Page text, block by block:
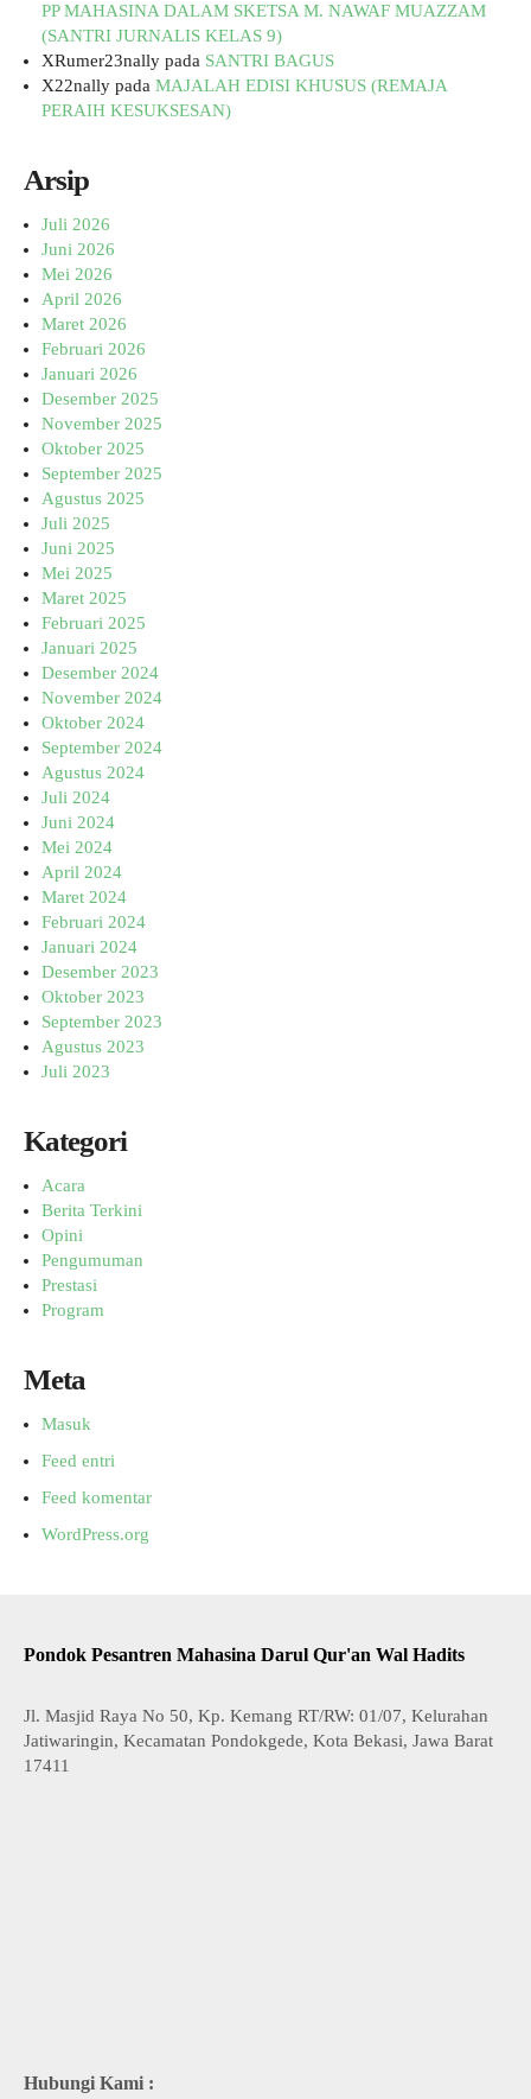
PP MAHASINA DALAM SKETSA M. NAWAF MUAZZAM
(SANTRI JURNALIS KELAS 9)
XRumer23nally pada SANTRI BAGUS
X22nally pada MAJALAH EDISI KHUSUS (REMAJA
PERAIH KESUKSESAN)
Arsip
Juli 2026
Juni 2026
Mei 2026
April 2026
Maret 2026
Februari 2026
Januari 2026
Desember 2025
November 2025
Oktober 2025
September 2025
Agustus 2025
Juli 2025
Juni 2025
Mei 2025
Maret 2025
Februari 2025
Januari 2025
Desember 2024
November 2024
Oktober 2024
September 2024
Agustus 2024
Juli 2024
Juni 2024
Mei 2024
April 2024
Maret 2024
Februari 2024
Januari 2024
Desember 2023
Oktober 2023
September 2023
Agustus 2023
Juli 2023
Kategori
Acara
Berita Terkini
Opini
Pengumuman
Prestasi
Program
Meta
Masuk
Feed entri
Feed komentar
WordPress.org
Pondok Pesantren Mahasina Darul Qur'an Wal Hadits
Jl. Masjid Raya No 50, Kp. Kemang RT/RW: 01/07, Kelurahan
Jatiwaringin, Kecamatan Pondokgede, Kota Bekasi, Jawa Barat
17411
Hubungi Kami :